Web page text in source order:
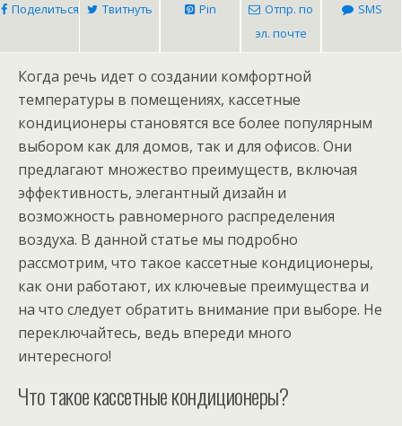
Поделиться Твитнуть Pin
Отпр. по
эл. почте
SMS
Когда речь идет о создании комфортной
температуры в помещениях, кассетные
кондиционеры становятся все более популярным
выбором как для домов, так и для офисов. Они
предлагают множество преимуществ, включая
эффективность, элегантный дизайн и
возможность равномерного распределения
воздуха. В данной статье мы подробно
рассмотрим, что такое кассетные кондиционеры,
как они работают, их ключевые преимущества и
на что следует обратить внимание при выборе. Не
переключайтесь, ведь впереди много
интересного!
Что такое кассетные кондиционеры?